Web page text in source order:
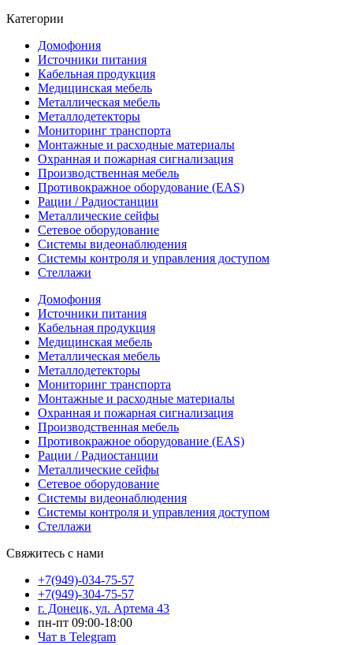
Категории
Домофония
Источники питания
Кабельная продукция
Медицинская мебель
Металлическая мебель
Металлодетекторы
Мониторинг транспорта
Монтажные и расходные материалы
Охранная и пожарная сигнализация
Производственная мебель
Противокражное оборудование (EAS)
Рации / Радиостанции
Металлические сейфы
Сетевое оборудование
Системы видеонаблюдения
Системы контроля и управления доступом
Стеллажи
Домофония
Источники питания
Кабельная продукция
Медицинская мебель
Металлическая мебель
Металлодетекторы
Мониторинг транспорта
Монтажные и расходные материалы
Охранная и пожарная сигнализация
Производственная мебель
Противокражное оборудование (EAS)
Рации / Радиостанции
Металлические сейфы
Сетевое оборудование
Системы видеонаблюдения
Системы контроля и управления доступом
Стеллажи
Свяжитесь с нами
+7(949)-034-75-57
+7(949)-304-75-57
г. Донецк, ул. Артема 43
пн-пт 09:00-18:00
Чат в Telegram